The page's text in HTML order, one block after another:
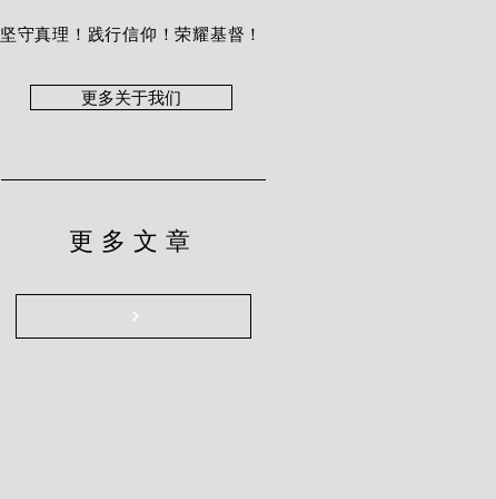
坚守真理！践行信仰！荣耀基督！
更多关于我们
更多文章